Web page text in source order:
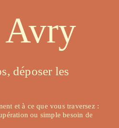
Avry
déposer les
et à ce que vous traversez :
ou simple besoin de